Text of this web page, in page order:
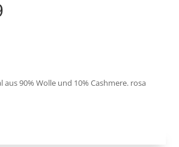
aus 90% Wolle und 10% Cashmere. rosa